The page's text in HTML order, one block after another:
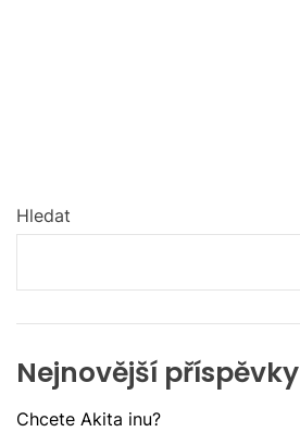
Hledat
Nejnovější příspěvky
Chcete Akita inu?